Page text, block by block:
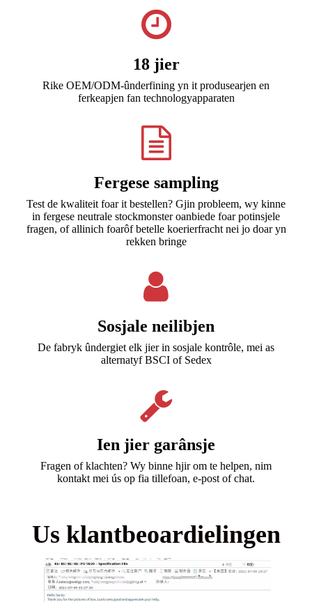
18 jier
Rike OEM/ODM-ûnderfining yn it produsearjen en
ferkeapjen fan technologyapparaten
Fergese sampling
Test de kwaliteit foar it bestellen? Gjin probleem, wy kinne
in fergese neutrale stockmonster oanbiede foar potinsjele
fragen, of allinich foarôf betelle koerierfracht nei jo doar yn
rekken bringe
Sosjale neilibjen
De fabryk ûndergiet elk jier in sosjale kontrôle, mei as
alternatyf BSCI of Sedex
Ien jier garânsje
Fragen of klachten? Wy ​​binne hjir om te helpen, nim
kontakt mei ús op fia tillefoan, e-post of chat.
Us klantbeoardielingen